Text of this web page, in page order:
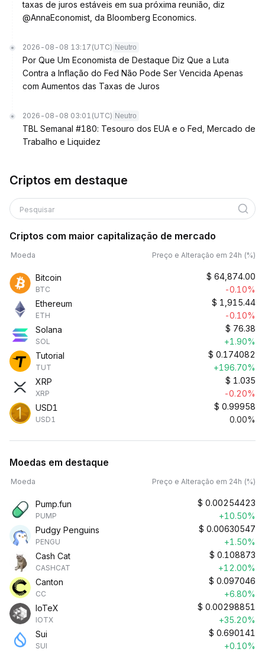
taxas de juros estáveis em sua próxima reunião, diz
@AnnaEconomist, da Bloomberg Economics.
2026-08-08 13:17 (UTC) Neutro
Por Que Um Economista de Destaque Diz Que a Luta
Contra a Inflação do Fed Não Pode Ser Vencida Apenas
com Aumentos das Taxas de Juros
2026-08-08 03:01 (UTC) Neutro
TBL Semanal #180: Tesouro dos EUA e o Fed, Mercado de
Trabalho e Liquidez
Criptos em destaque
Pesquisar
Criptos com maior capitalização de mercado
Moeda Preço e Alteração em 24h (%)
Bitcoin
BTC
$ 64,874.00
-0.10%
Ethereum
ETH
$ 1,915.44
-0.10%
Solana
SOL
$ 76.38
+1.90%
Tutorial
TUT
$ 0.174082
+196.70%
XRP
XRP
$ 1.035
-0.20%
USD1
USD1
$ 0.99958
0.00%
Moedas em destaque
Moeda Preço e Alteração em 24h (%)
Pump.fun
PUMP
$ 0.00254423
+10.50%
Pudgy Penguins
PENGU
$ 0.00630547
+1.50%
Cash Cat
CASHCAT
$ 0.108873
+12.00%
Canton
CC
$ 0.097046
+6.80%
IoTeX
IOTX
$ 0.00298851
+35.20%
Sui
SUI
$ 0.690141
+0.10%